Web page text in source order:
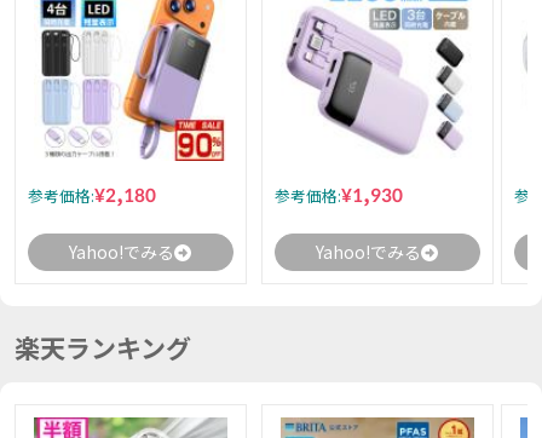
参考価格:¥2,180
Yahoo!でみる
参考価格:¥1,930
Yahoo!でみる
参
楽天ランキング